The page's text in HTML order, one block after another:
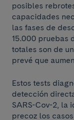
posibles
capacidades
las fases de
15.000 pruebas
totales son de
prevé que
Estos tests
detección
SARS-Cov-2, la
precoz los